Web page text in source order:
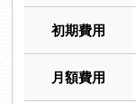
初期費用
月額費用